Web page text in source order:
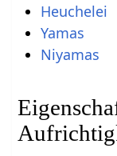
Heuchelei
Yamas
Niyamas